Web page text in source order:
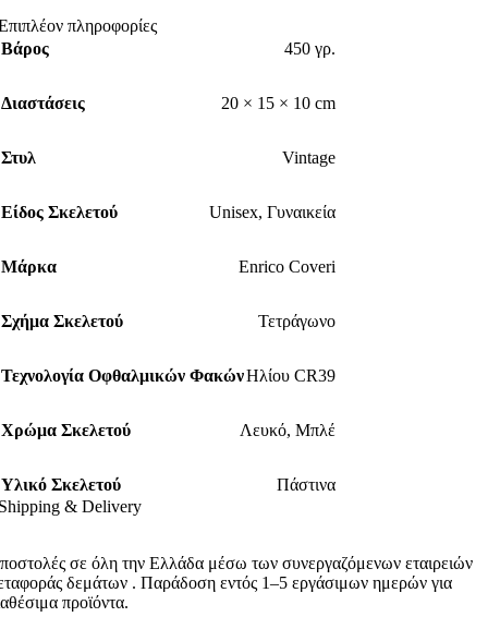
πληροφορίες
Βάρος
450 γρ.
Διαστάσεις 20 × 15 × 10 cm
Στυλ Vintage
Είδος Σκελετού Unisex, Γυναικεία
Μάρκα Enrico Coveri
Σχήμα Σκελετού Τετράγωνο
Τεχνολογία Οφθαλμικών ΦακώνΗλίου CR39
Χρώμα Σκελετού Λευκό, Μπλέ
Υλικό Σκελετού
Πάστινα
& Delivery
σε όλη την Ελλάδα μέσω των συνεργαζόμενων εταιρειών
δεμάτων . Παράδοση εντός 1–5 εργάσιμων ημερών για
προϊόντα.